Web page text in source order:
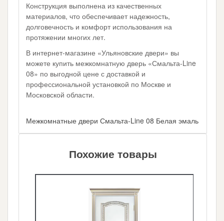
Конструкция выполнена из качественных
материалов, что обеспечивает надежность,
долговечность и комфорт использования на
протяжении многих лет.
В интернет-магазине «Ульяновские двери» вы
можете купить межкомнатную дверь «Смальта-Line
08» по выгодной цене с доставкой и
профессиональной установкой по Москве и
Московской области.
Межкомнатные двери Смальта-Line 08 Белая эмаль
Похожие товары